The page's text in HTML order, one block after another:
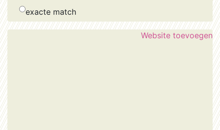
exacte match
Website toevoegen